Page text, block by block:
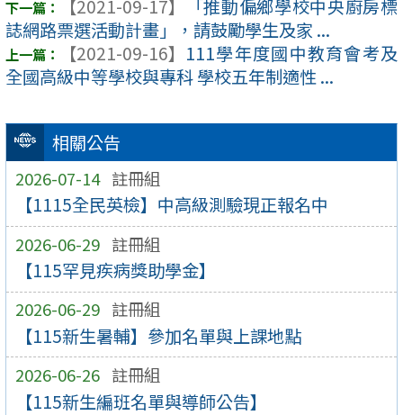
相關公告
2026-07-14 註冊組
【1115全民英檢】中高級測驗現正報名中
2026-06-29 註冊組
【115罕見疾病獎助學金】
2026-06-29 註冊組
【115新生暑輔】參加名單與上課地點
2026-06-26 註冊組
【115新生編班名單與導師公告】
【2021-09-17】
「推動偏鄉學校中央廚房標
誌網路票選活動計畫」，請鼓勵學生及家 ...
【2021-09-16】 111學年度國中教育會考及
全國高級中等學校與專科 學校五年制適性 ...